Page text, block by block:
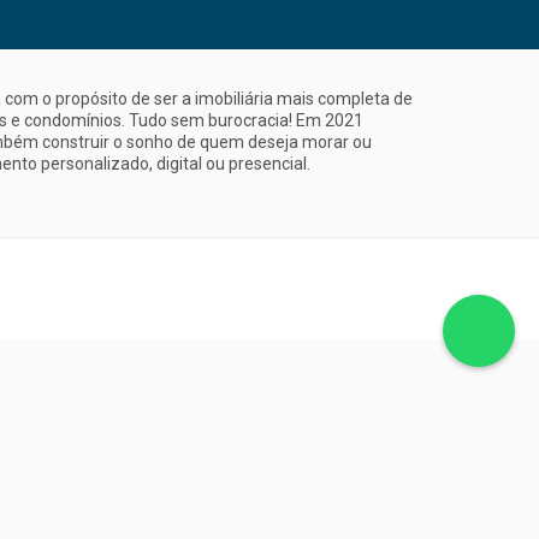
o propósito de ser a imobiliária mais completa de
condomínios. Tudo sem burocracia! Em 2021
construir o sonho de quem deseja morar ou
personalizado, digital ou presencial.